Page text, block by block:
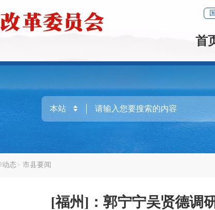
首
动态 市县要闻
[福州]：郭宁宁吴贤德调